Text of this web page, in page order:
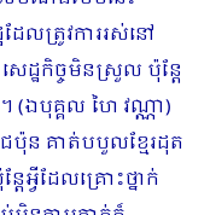
ែលត្រូវការរស់នៅ
េដ្ឋកិច្ចមិនស្រួល ប៉ុន្តែ
(ឯបុគ្គល ហៃ វណ្ណា)
ន គាត់បបួលខ្មែរដុត
តែអ្វីដែលគ្រោះថ្នាក់